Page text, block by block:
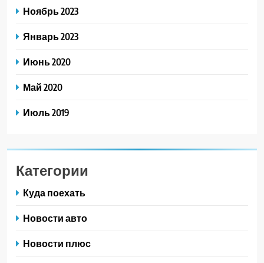
Ноябрь 2023
Январь 2023
Июнь 2020
Май 2020
Июль 2019
Категории
Куда поехать
Новости авто
Новости плюс